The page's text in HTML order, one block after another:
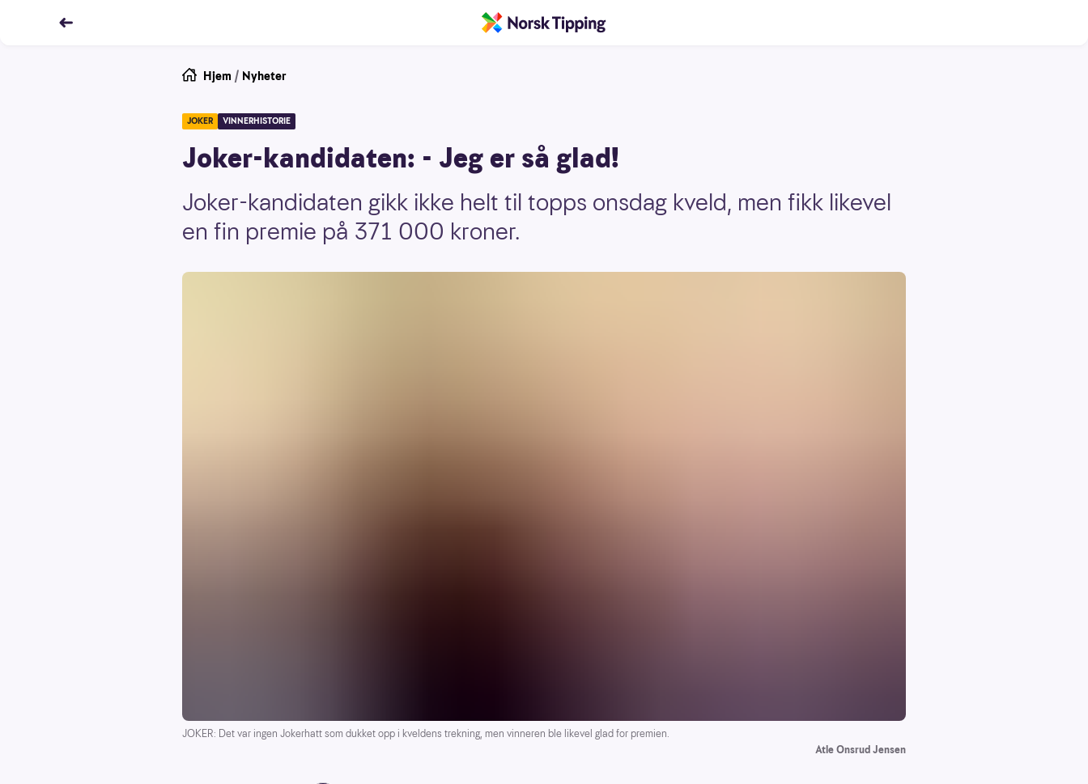
Hjem / Nyheter
JOKER VINNERHISTORIE
Joker-kandidaten: - Jeg er så glad!
Joker-kandidaten gikk ikke helt til topps onsdag kveld, men fikk likevel
en fin premie på 371 000 kroner.
JOKER: Det var ingen Jokerhatt som dukket opp i kveldens trekning, men vinneren ble likevel glad for premien.
Atle Onsrud Jensen